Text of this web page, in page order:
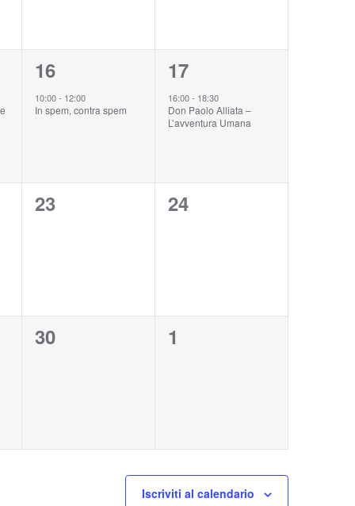
1
evento,
16
10:00- 12:00
In spem, contra spem
1
evento,
17
16:00- 18:30
Don Paolo Alliata –
L’avventura Umana
0
23
0
24
0
30
0
1
Iscriviti al calendario